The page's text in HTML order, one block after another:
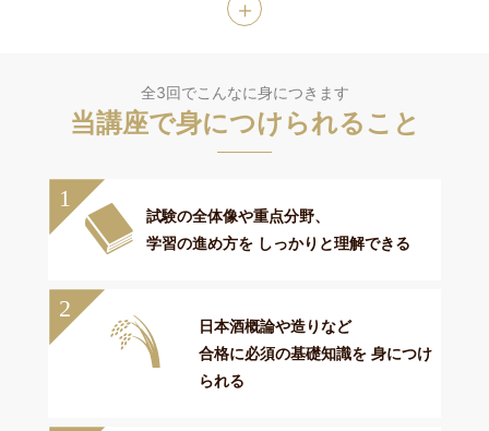
全3回でこんなに身につきます
当講座で身につけられること
1
試験の全体像や重点分野、
学習の進め方をしっかりと理解できる
2
日本酒概論や造りなど
合格に必須の基礎知識を 身につけ
られる